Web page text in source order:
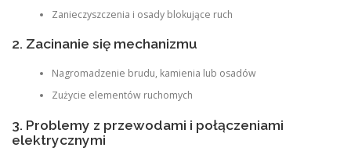
Zanieczyszczenia i osady blokujące ruch
2. Zacinanie się mechanizmu
Nagromadzenie brudu, kamienia lub osadów
Zużycie elementów ruchomych
3. Problemy z przewodami i połączeniami
elektrycznymi